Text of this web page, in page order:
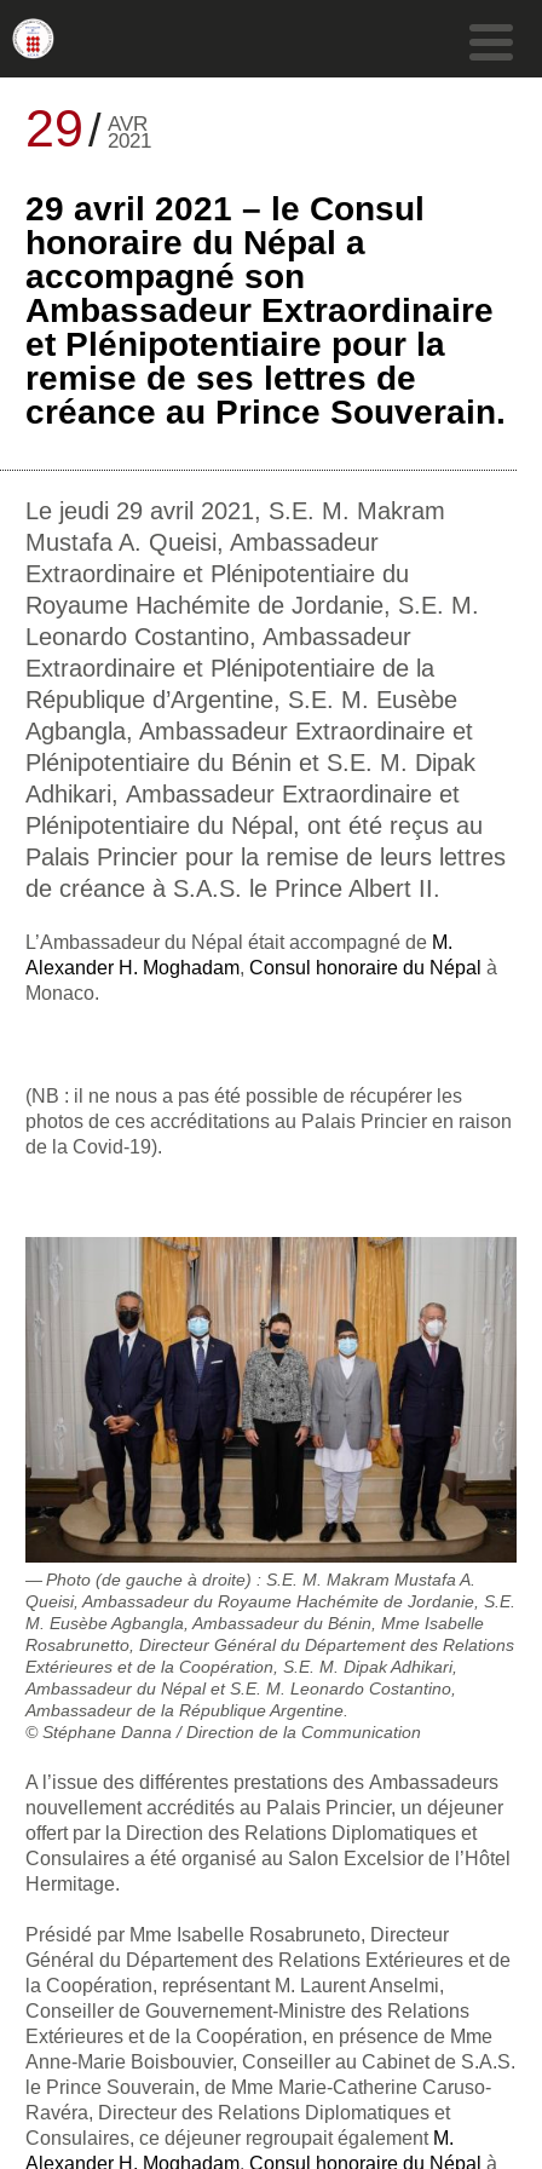
29 AVR
2021
29 avril 2021 – le Consul
honoraire du Népal a
accompagné son
Ambassadeur Extraordinaire
et Plénipotentiaire pour la
remise de ses lettres de
créance au Prince Souverain.
Le jeudi 29 avril 2021, S.E. M. Makram
Mustafa A. Queisi, Ambassadeur
Extraordinaire et Plénipotentiaire du
Royaume Hachémite de Jordanie, S.E. M.
Leonardo Costantino, Ambassadeur
Extraordinaire et Plénipotentiaire de la
République d’Argentine, S.E. M. Eusèbe
Agbangla, Ambassadeur Extraordinaire et
Plénipotentiaire du Bénin et S.E. M. Dipak
Adhikari, Ambassadeur Extraordinaire et
Plénipotentiaire du Népal, ont été reçus au
Palais Princier pour la remise de leurs lettres
de créance à S.A.S. le Prince Albert II.
L’Ambassadeur du Népal était accompagné de M.
Alexander H. Moghadam,Consul honoraire du Népal à
Monaco.
(NB : il ne nous a pas été possible de récupérer les
photos de ces accréditations au Palais Princier en raison
de la Covid-19).
Photo (de gauche à droite) : S.E. M. Makram Mustafa A.
Queisi, Ambassadeur du Royaume Hachémite de Jordanie, S.E.
M. Eusèbe Agbangla, Ambassadeur du Bénin, Mme Isabelle
Rosabrunetto, Directeur Général du Département des Relations
Extérieures et de la Coopération, S.E. M. Dipak Adhikari,
Ambassadeur du Népal et S.E. M. Leonardo Costantino,
Ambassadeur de la République Argentine.
© Stéphane Danna / Direction de la Communication
A l’issue des différentes prestations des Ambassadeurs
nouvellement accrédités au Palais Princier, un déjeuner
offert par la Direction des Relations Diplomatiques et
Consulaires a été organisé au Salon Excelsior de l’Hôtel
Hermitage.
Présidé par Mme Isabelle Rosabruneto, Directeur
Général du Département des Relations Extérieures et de
la Coopération, représentant M. Laurent Anselmi,
Conseiller de Gouvernement-Ministre des Relations
Extérieures et de la Coopération, en présence de Mme
Anne-Marie Boisbouvier, Conseiller au Cabinet de S.A.S.
le Prince Souverain, de Mme Marie-Catherine Caruso-
Ravéra, Directeur des Relations Diplomatiques et
Consulaires, ce déjeuner regroupait également M.
Alexander H. Moghadam,Consul honoraire du Népal à